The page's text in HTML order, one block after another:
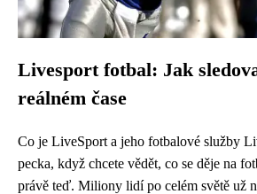
Livesport fotbal: Jak
reálném čase
Co je LiveSport a jeho fotbalové služby
pecka, když chcete vědět, co se děje na
právě teď. Miliony lidí po celém světě už